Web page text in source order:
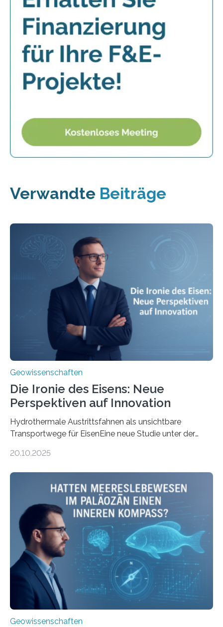
Verwandte Beiträge
Geowissenschaften
Die Ironie des Eisens: Neue
Perspektiven auf Innovation
Hydrothermale Austrittsfahnen als unsichtbare
Transportwege für EisenEine neue Studie unter der
Umweltwissenschaften der Universität Bremen –
Meeresboden die Eisenverfügbarkeit und den globalen
Stoffkreislauf im Ozean prägen. Die Überblicksstudie
mit dem Titel „Iron’s Irony“ ist in Communications Earth
& Environment erschienen. Die Studie fasst bestehende
Forschungsergebnisse zusammen und interpretiert sie
neu, um zu erklären, wie Eisen, das aus hydrothermalen
Systemen freigesetzt wird, über ganze Ozeanbecken
transportiert werden kann. „Das…
20.10.2025
Geowissenschaften